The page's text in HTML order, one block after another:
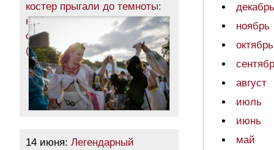
костер прыгали до темноты:
на одесском пляже
отпраздновали Ивана Купала
(фоторепортаж)
14 июня: Легендарный
декабрь
ноябрь
октябрь
август
июль
июнь
май